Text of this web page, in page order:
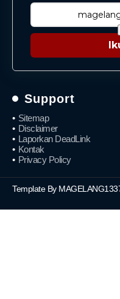
Support
Sitemap
Disclaimer
Laporkan DeadLink
Kontak
Privacy Policy
Template By